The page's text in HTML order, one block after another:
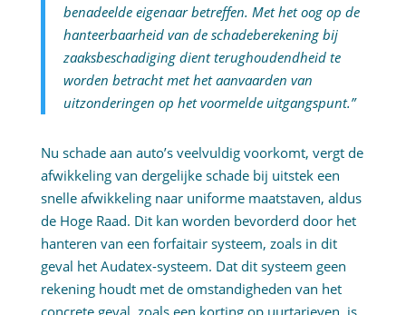
benadeelde eigenaar betreffen. Met het oog op de
hanteerbaarheid van de schadeberekening bij
zaaksbeschadiging dient terughoudendheid te
worden betracht met het aanvaarden van
uitzonderingen op het voormelde uitgangspunt.”
Nu schade aan auto’s veelvuldig voorkomt, vergt de
afwikkeling van dergelijke schade bij uitstek een
snelle afwikkeling naar uniforme maatstaven, aldus
de Hoge Raad. Dit kan worden bevorderd door het
hanteren van een forfaitair systeem, zoals in dit
geval het Audatex-systeem. Dat dit systeem geen
rekening houdt met de omstandigheden van het